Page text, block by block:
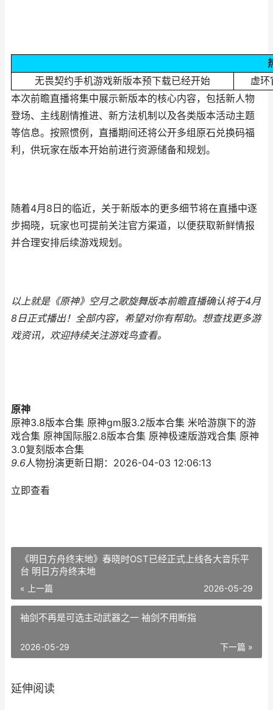
无畏契约手机游戏新版本预下载已经开始
虚
本次前瞻直播将集中展示新版本的核心内容，包括新人物
登场、主线剧情推进、新方法机制以及各类版本活动主题
等信息。按照惯例，直播期间还将公开多组原石兑换码福
利，供玩家在版本开始前进行资源储备和规划。
随着4月8日的临近，关于新版本的更多细节将在直播中逐
步揭晓，玩家也可提前关注官方渠道，以便获取新鲜情报
并合理安排后续游戏规划。
以上就是《原神》空月之歌旋舞版本前瞻直播确认将于4月
8日正式播出！全部内容，希望对你有帮助。 想查找更多游
戏资讯，欢迎持续关注游戏鸟查看。
原神
原神3.8版本合集 原神gm服3.2版本合集 米哈游旗下的游
戏合集 原神国际服2.8版本合集 原神极速版游戏合集 原神
3.0复刻版本合集
9.6人物扮演更新日期：2026-04-03 12:06:13
立即查看
《明日方舟终末地》春晓时OST已经正式上线各大音乐平
台 明日方舟终末地
« 上一篇 2026-05-29
袖剑不再是可选主动武器之一 袖剑不用断指
下一篇 »
2026-05-29
延伸阅读